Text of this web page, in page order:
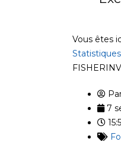
Vous êtes
7